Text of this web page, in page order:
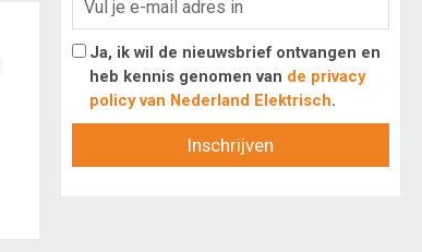
Ja, ik wil de nieuwsbrief ontvangen en
heb kennis genomen van de privacy
policy van Nederland Elektrisch.
Inschrijven